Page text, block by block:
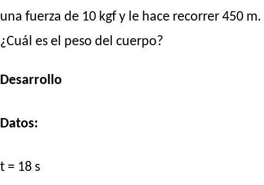
una fuerza de 10 kgf y le hace recorrer 450 m.
¿Cuál es el peso del cuerpo?
Desarrollo
Datos:
t = 18 s